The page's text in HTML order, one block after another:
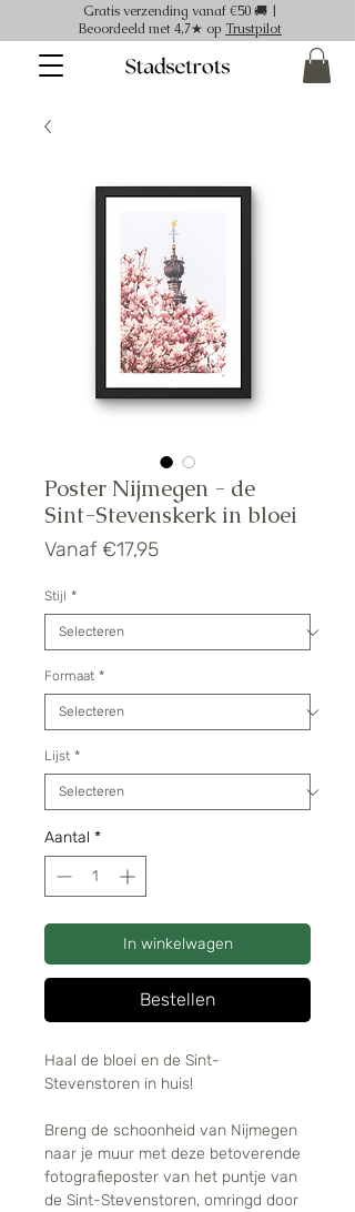
Gratis verzending vanaf €50 🚚 |
Beoordeeld met 4,7★ op Trustpilot
Poster Nijmegen - de
Sint-Stevenskerk in bloei
Vanaf €17,95Verkoopprijs
Stijl *
Formaat *
Lijst *
Aantal *
In winkelwagen
Bestellen
Haal de bloei en de Sint-
Stevenstoren in huis!
Breng de schoonheid van Nijmegen
naar je muur met deze betoverende
fotografieposter van het puntje van
de Sint-Stevenstoren, omringd door